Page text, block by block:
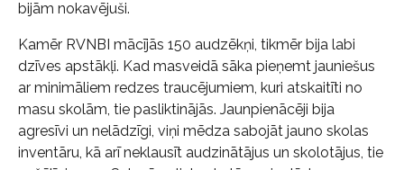
bijām nokavējuši.
Kamēr RVNBI mācījās 150 audzēkņi, tikmēr bija labi
dzīves apstākļi. Kad masveidā sāka pieņemt jauniešus
ar minimāliem redzes traucējumiem, kuri atskaitīti no
masu skolām, tie pasliktinājās. Jaunpienācēji bija
agresīvi un nelādzīgi, viņi mēdza sabojāt jauno skolas
inventāru, kā arī neklausīt audzinātājus un skolotājus, tie